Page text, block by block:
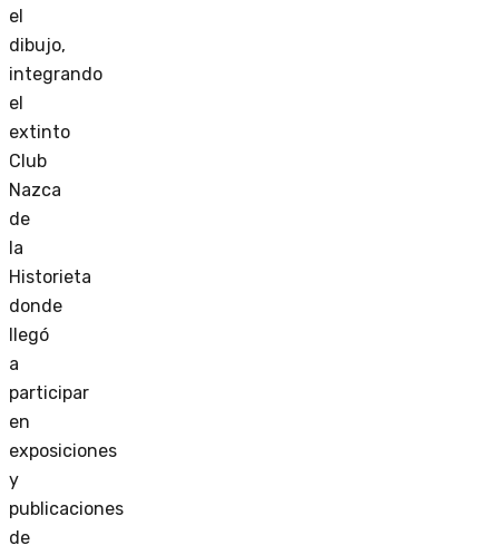
el
dibujo,
integrando
el
extinto
Club
Nazca
de
la
Historieta
donde
llegó
a
participar
en
exposiciones
y
publicaciones
de